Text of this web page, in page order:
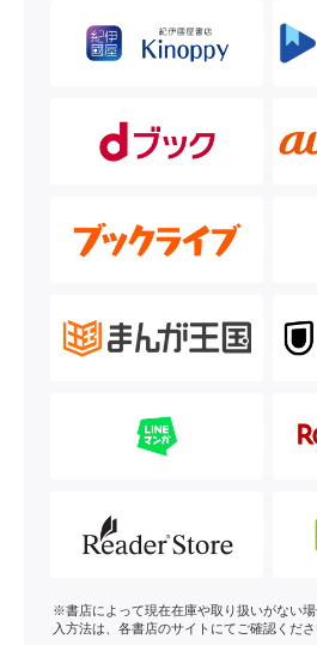
※書店によって現在在庫や取り扱いがない
入方法は、各書店のサイトにてご確認くださ